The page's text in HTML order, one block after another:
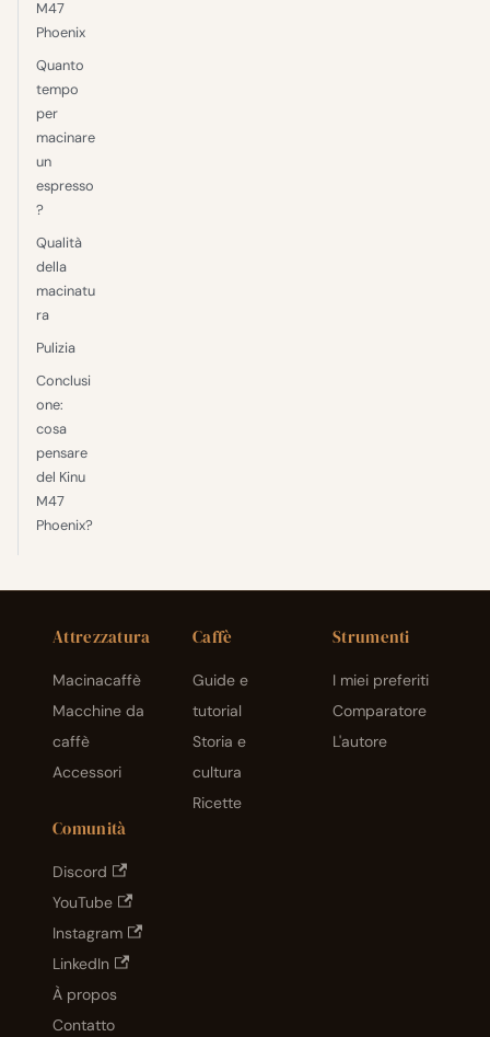
M47
Phoenix
Quanto
tempo
per
macinare
un
espresso
?
Qualità
della
macinatu
ra
Pulizia
Conclusi
one:
cosa
pensare
del Kinu
M47
Phoenix?
Attrezzatura
Macinacaffè
Macchine da
caffè
Accessori
Caffè
Guide e
tutorial
Storia e
cultura
Ricette
Strumenti
I miei preferiti
Comparatore
L'autore
Comunità
Discord
YouTube
Instagram
LinkedIn
À propos
Contatto